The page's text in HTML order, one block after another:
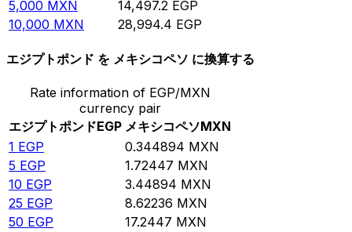
5,000 MXN 14,497.2 EGP
10,000 MXN 28,994.4 EGP
エジプトポンド を メキシコペソ に換算する
Rate information of EGP/MXN
currency pair
エジプトポンドEGP メキシコペソMXN
1 EGP 0.344894 MXN
5 EGP 1.72447 MXN
10 EGP 3.44894 MXN
25 EGP 8.62236 MXN
50 EGP 17.2447 MXN